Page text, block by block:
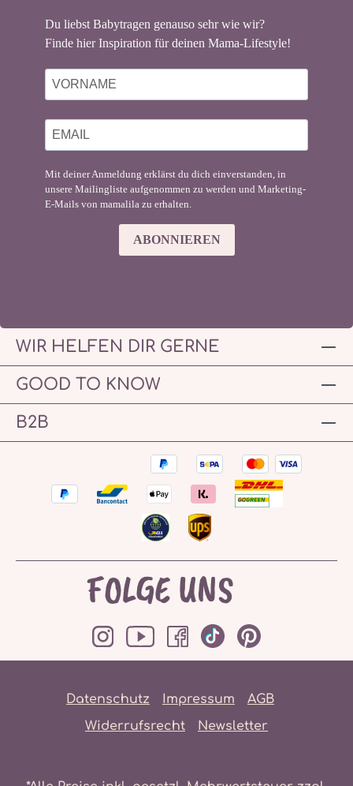
Du liebst Babytragen genauso sehr wie wir?
Finde hier Inspiration für deinen Mama-Lifestyle!
Mit deiner Anmeldung erklärst du dich einverstanden, in
unsere Mailingliste aufgenommen zu werden und Marketing-
E-Mails von mamalila zu erhalten.
ABONNIEREN
WIR HELFEN DIR GERNE
GOOD TO KNOW
B2B
FOLGE UNS
Datenschutz Impressum
AGB
Widerrufsrecht
Newsletter